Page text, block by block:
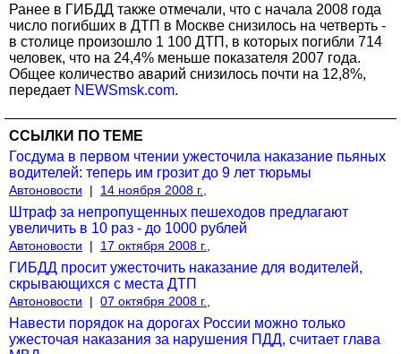
Ранее в ГИБДД также отмечали, что с начала 2008 года
число погибших в ДТП в Москве снизилось на четверть -
в столице произошло 1 100 ДТП, в которых погибли 714
человек, что на 24,4% меньше показателя 2007 года.
Общее количество аварий снизилось почти на 12,8%,
передает NEWSmsk.com.
ССЫЛКИ ПО ТЕМЕ
Госдума в первом чтении ужесточила наказание пьяных
водителей: теперь им грозит до 9 лет тюрьмы
Автоновости | 14 ноября 2008 г.,
Штраф за непропущенных пешеходов предлагают
увеличить в 10 раз - до 1000 рублей
Автоновости | 17 октября 2008 г.,
ГИБДД просит ужесточить наказание для водителей,
скрывающихся с места ДТП
Автоновости | 07 октября 2008 г.,
Навести порядок на дорогах России можно только
ужесточая наказания за нарушения ПДД, считает глава